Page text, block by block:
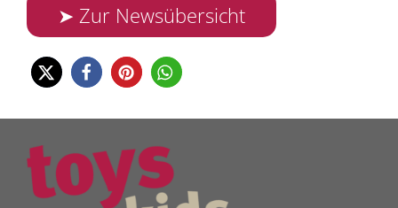
➤ Zur Newsübersicht